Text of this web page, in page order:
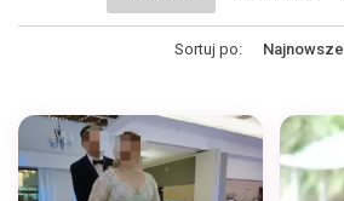
Sortuj po: Najnowsze